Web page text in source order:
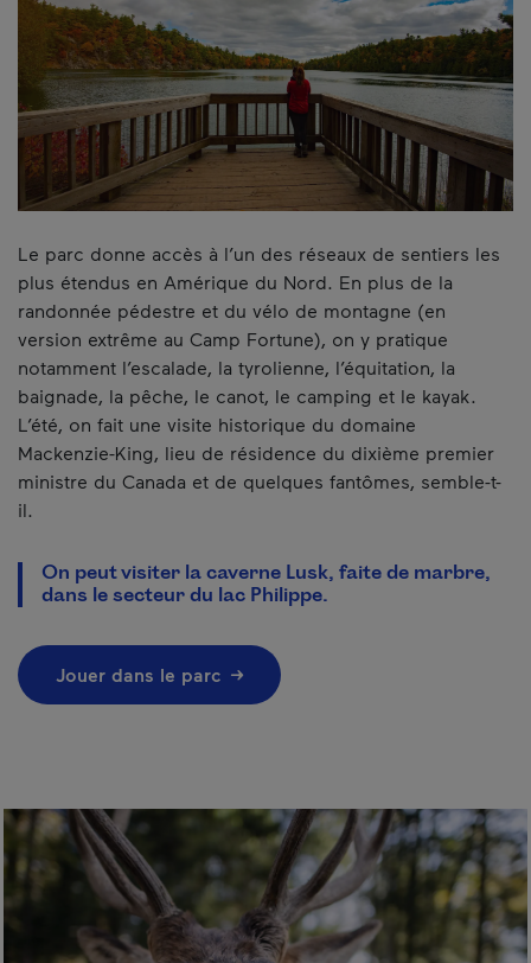
Le parc donne accès à l’un des réseaux de sentiers les
plus étendus en Amérique du Nord. En plus de la
randonnée pédestre et du vélo de montagne (en
version extrême au Camp Fortune), on y pratique
notamment l’escalade, la tyrolienne, l’équitation, la
baignade, la pêche, le canot, le camping et le kayak.
L’été, on fait une visite historique du domaine
Mackenzie-King, lieu de résidence du dixième premier
ministre du Canada et de quelques fantômes, semble-t-
il.
On peut visiter la caverne Lusk, faite de marbre,
dans le secteur du lac Philippe.
Jouer dans le parc